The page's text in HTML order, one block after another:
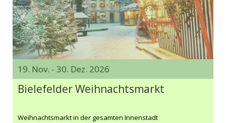
19. Nov. - 30. Dez. 2026
Bielefelder Weihnachtsmarkt
Weihnachtsmarkt in der gesamten Innenstadt